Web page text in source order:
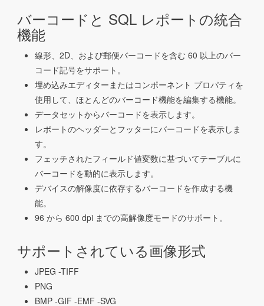
バーコードと SQL レポートの統合
機能
線形、2D、および郵便バーコードを含む 60 以上のバー
コード記号をサポート。
埋め込みエディターまたはコンポーネント プロパティを
使用して、ほとんどのバーコード機能を編集する機能。
データセットからバーコードを表示します。
レポートのヘッダーとフッターにバーコードを表示しま
す。
フェッチされたフィールド値変数に基づいてテーブルに
バーコードを動的に表示します。
デバイスの解像度に依存するバーコードを作成する機
能。
96 から 600 dpi までの高解像度モードのサポート。
サポートされている画像形式
JPEG -TIFF
PNG
BMP -GIF -EMF -SVG